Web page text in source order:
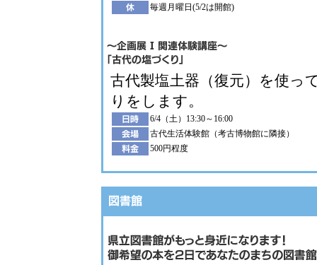
毎週月曜日(5/2は開館)
古代製塩土器（復元）を使っ
りをします。
6/4（土）13:30～16:00
古代生活体験館（考古博物館に隣接）
500円程度